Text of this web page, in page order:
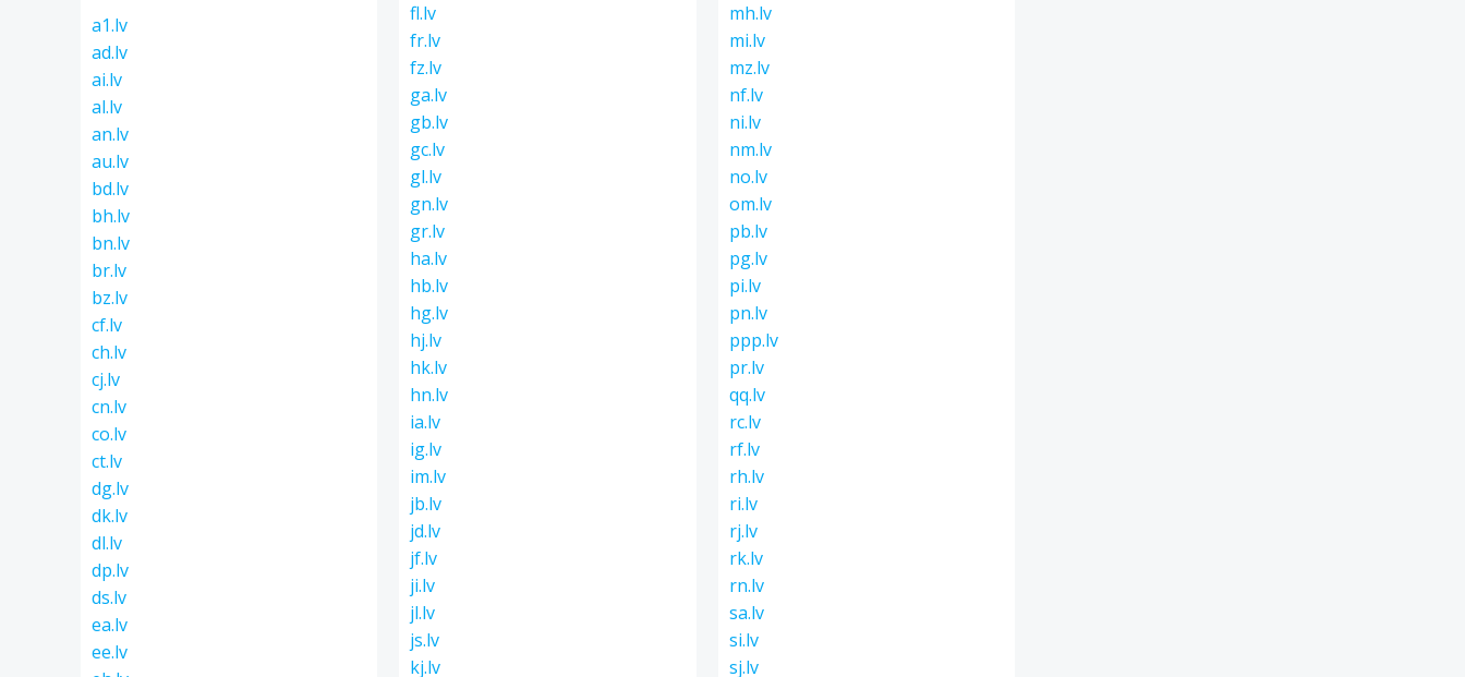
a1.lv
ad.lv
ai.lv
al.lv
an.lv
au.lv
bd.lv
bh.lv
bn.lv
br.lv
bz.lv
cf.lv
ch.lv
cj.lv
cn.lv
co.lv
ct.lv
dg.lv
dk.lv
dl.lv
dp.lv
ds.lv
ea.lv
ee.lv
fl.lv
fr.lv
fz.lv
ga.lv
gb.lv
gc.lv
gl.lv
gn.lv
gr.lv
ha.lv
hb.lv
hg.lv
hj.lv
hk.lv
hn.lv
ia.lv
ig.lv
im.lv
jb.lv
jd.lv
jf.lv
ji.lv
jl.lv
js.lv
kj.lv
mh.lv
mi.lv
mz.lv
nf.lv
ni.lv
nm.lv
no.lv
om.lv
pb.lv
pg.lv
pi.lv
pn.lv
ppp.lv
pr.lv
qq.lv
rc.lv
rf.lv
rh.lv
ri.lv
rj.lv
rk.lv
rn.lv
sa.lv
si.lv
sj.lv